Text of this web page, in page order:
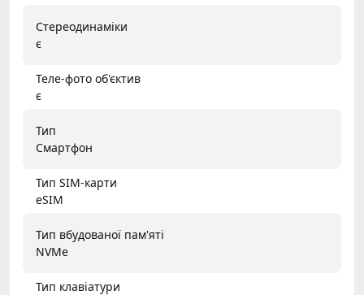
Стереодинаміки
є
Теле-фото об'єктив
є
Тип
Смартфон
Тип SIM-карти
eSIM
Тип вбудованої пам'яті
NVMe
Тип клавіатури